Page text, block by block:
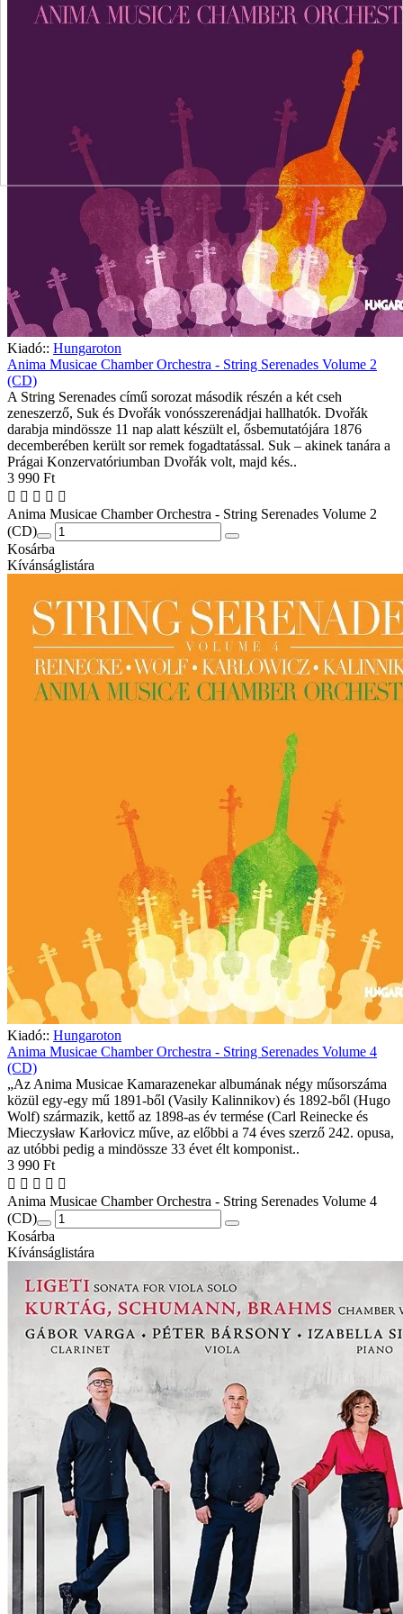
Kiadó:: Hungaroton
Anima Musicae Chamber Orchestra - String Serenades Volume 2
(CD)
A String Serenades című sorozat második részén a két cseh
zeneszerző, Suk és Dvořák vonósszerenádjai hallhatók. Dvořák
darabja mindössze 11 nap alatt készült el, ősbemutatójára 1876
decemberében került sor remek fogadtatással. Suk – akinek tanára a
Prágai Konzervatóriumban Dvořák volt, majd kés..
3 990 Ft
Anima Musicae Chamber Orchestra - String Serenades Volume 2
(CD)
Kosárba
Kívánságlistára
Kiadó:: Hungaroton
Anima Musicae Chamber Orchestra - String Serenades Volume 4
(CD)
„Az Anima Musicae Kamarazenekar albumának négy műsorszáma
közül egy-egy mű 1891-ből (Vasily Kalinnikov) és 1892-ből (Hugo
Wolf) származik, kettő az 1898-as év termése (Carl Reinecke és
Mieczysław Karłovicz műve, az előbbi a 74 éves szerző 242. opusa,
az utóbbi pedig a mindössze 33 évet élt komponist..
3 990 Ft
Anima Musicae Chamber Orchestra - String Serenades Volume 4
(CD)
Kosárba
Kívánságlistára